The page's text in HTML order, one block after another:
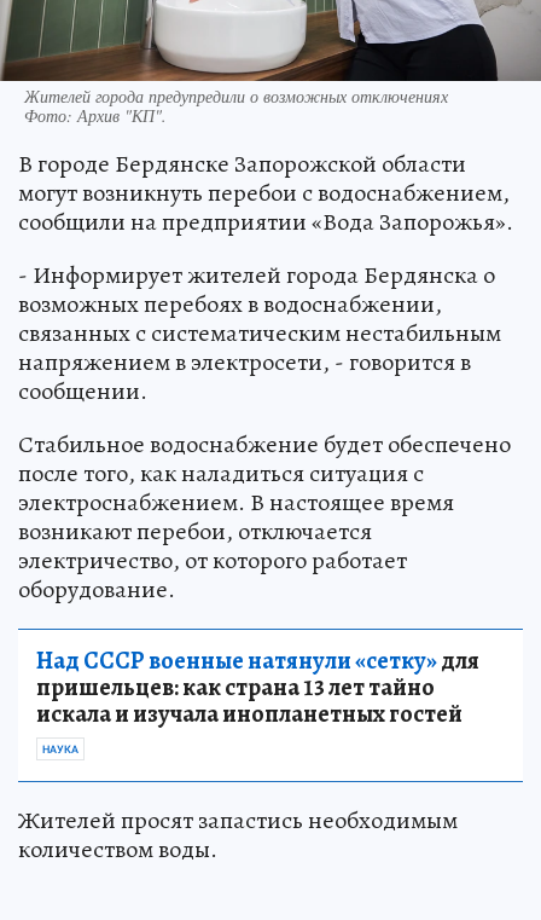
Жителей города предупредили о возможных отключениях
Фото:Архив "КП".
В городе Бердянске Запорожской области
могут возникнуть перебои с водоснабжением,
сообщили на предприятии «Вода Запорожья».
- Информирует жителей города Бердянска о
возможных перебоях в водоснабжении,
связанных с систематическим нестабильным
напряжением в электросети, - говорится в
сообщении.
Стабильное водоснабжение будет обеспечено
после того, как наладиться ситуация с
электроснабжением. В настоящее время
возникают перебои, отключается
электричество, от которого работает
оборудование.
Над СССР военные натянули «сетку»для
пришельцев: как страна 13 лет тайно
искала и изучала инопланетных гостей
НАУКА
Жителей просят запастись необходимым
количеством воды.